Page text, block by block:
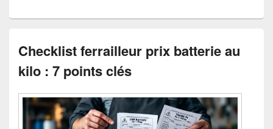
Checklist ferrailleur prix batterie au
kilo : 7 points clés